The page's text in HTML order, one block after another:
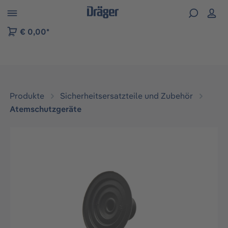
der B2B-Plattform springen
€ 0,00*
Produkte
Sicherheitsersatzteile und Zubehör
Atemschutzgeräte